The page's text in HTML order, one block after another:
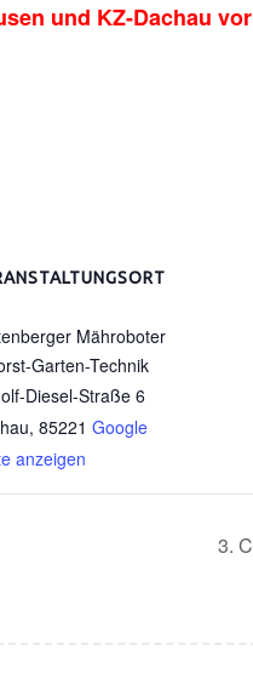
und KZ-Dachau
Mähroboter
Garten-Technik
Diesel-Straße 6
, 85221 Google
anzeigen
3.